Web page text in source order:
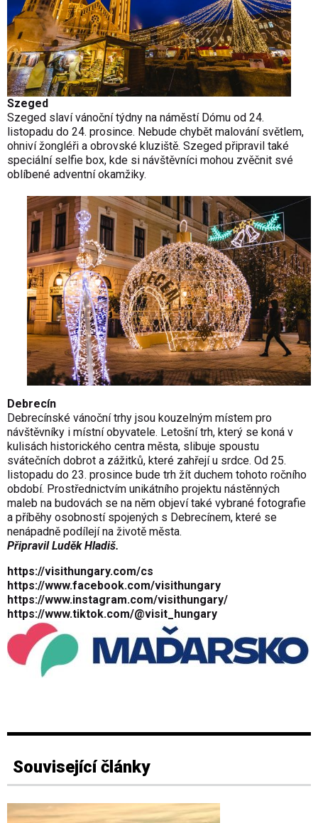
Szeged
Szeged slavívánoční týdny na náměstí Dómu od 24.
listopadu do 24. prosince. Nebude chybět malování světlem,
ohniví žongléři a obrovské kluziště. Szeged připravil také
speciální selfie box, kde si návštěvníci mohou zvěčnit své
oblíbené adventní okamžiky.
Debrecín
Debrecínské vánoční trhy jsou kouzelným místem pro
návštěvníky i místní obyvatele. Letošní trh, který se koná v
kulisách historického centra města, slibuje spoustu
svátečních dobrot a zážitků, které zahřejí u srdce. Od 25.
listopadu do 23. prosince bude trh žít duchem tohoto ročního
období. Prostřednictvím unikátního projektu nástěnných
maleb na budovách se na něm objeví také vybrané fotografie
a příběhy osobností spojených s Debrecínem, které se
nenápadně podílejí na životě města.
Připravil Luděk Hladiš.
https://visithungary.com/cs
https://www.facebook.com/visithungary
https://www.instagram.com/visithungary/
https://www.tiktok.com/@visit_hungary
Související články